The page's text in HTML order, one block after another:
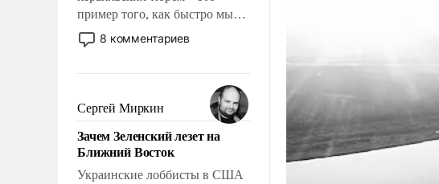
пример того, как быстро мы
двигаемся по пути
революционных изменений.
псевдонаучной фантастики,
стало всерьез обсуждаемой
идеей.
8 комментариев
Сергей Миркин
Зачем Зеленский лезет на
Ближний Восток
Украинские лоббисты в США